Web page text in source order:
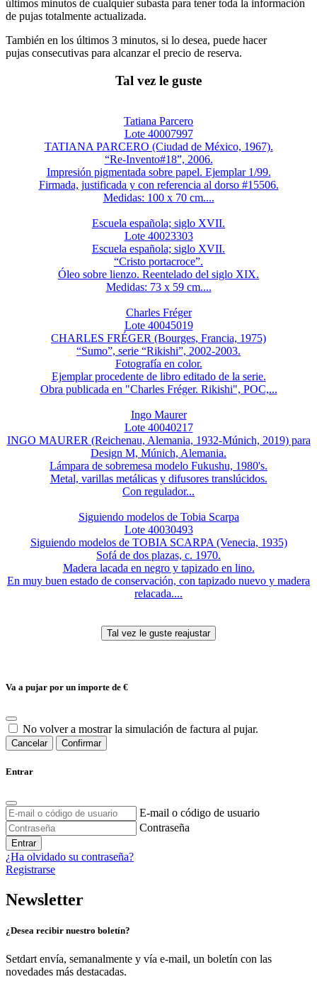
últimos minutos de cualquier subasta para tener toda la información
de pujas totalmente actualizada.
También en los últimos 3 minutos, si lo desea, puede hacer
pujas consecutivas para alcanzar el precio de reserva.
Tal vez le guste
Tatiana Parcero
Lote 40007997
TATIANA PARCERO (Ciudad de México, 1967).
“Re-Invento#18”, 2006.
Impresión pigmentada sobre papel. Ejemplar 1/99.
Firmada, justificada y con referencia al dorso #15506.
Medidas: 100 x 70 cm....
Escuela española; siglo XVII.
Lote 40023303
Escuela española; siglo XVII.
“Cristo portacroce”.
Óleo sobre lienzo. Reentelado del siglo XIX.
Medidas: 73 x 59 cm....
Charles Fréger
Lote 40045019
CHARLES FRÉGER (Bourges, Francia, 1975)
“Sumo”, serie “Rikishi”, 2002-2003.
Fotografía en color.
Ejemplar procedente de libro editado de la serie.
Obra publicada en "Charles Fréger. Rikishi", POC,...
Ingo Maurer
Lote 40040217
INGO MAURER (Reichenau, Alemania, 1932-Múnich, 2019) para
Design M, Múnich, Alemania.
Lámpara de sobremesa modelo Fukushu, 1980's.
Metal, varillas metálicas y difusores translúcidos.
Con regulador...
Siguiendo modelos de Tobia Scarpa
Lote 40030493
Siguiendo modelos de TOBIA SCARPA (Venecia, 1935)
Sofá de dos plazas, c. 1970.
Madera lacada en negro y tapizado en lino.
En muy buen estado de conservación, con tapizado nuevo y madera
relacada....
Va a pujar por un importe de €
No volver a mostrar la simulación de factura al pujar.
Cancelar Confirmar
Entrar
E-mail o código de usuario
Contraseña
Entrar
¿Ha olvidado su contraseña?
Registrarse
Newsletter
¿Desea recibir nuestro boletín?
Setdart envía, semanalmente y vía e-mail, un boletín con las
novedades más destacadas.